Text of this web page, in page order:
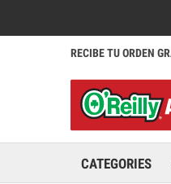
RECIBE TU ORDEN
CATEGORIES